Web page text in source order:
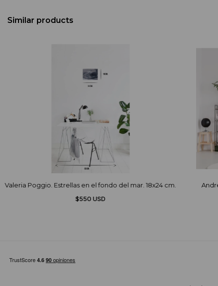
Similar products
Valeria Poggio. Estrellas en el fondo del mar. 18x24 cm.
$550 USD